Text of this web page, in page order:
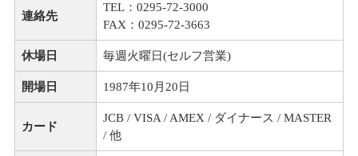
連絡先
TEL：0295-72-3000
FAX：0295-72-3663
休場日 毎週火曜日(セルフ営業)
開場日 1987年10月20日
カード
JCB / VISA / AMEX / ダイナース / MASTER
/ 他